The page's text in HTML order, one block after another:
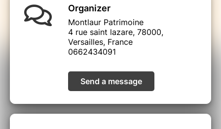
Organizer
Montlaur Patrimoine
4 rue saint lazare, 78000,
Versailles, France
0662434091
Send a message